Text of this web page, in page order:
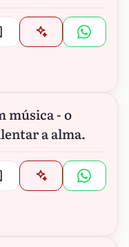
música - o
a alma.